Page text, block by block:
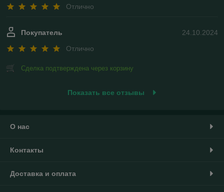
Отлично
24.10.2024
Покупатель
Отлично
Сделка подтверждена через корзину
Показать все отзывы
О нас
Контакты
Доставка и оплата